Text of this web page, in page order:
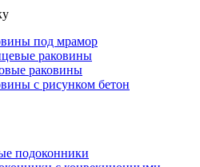
под мрамор
раковины
раковины
с рисунком бетон
подоконники